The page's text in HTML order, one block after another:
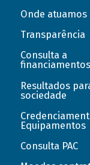
Onde atuamos
Transparência
Consulta a
financiamentos
Resultados
sociedade
Equipamentos
Consulta PAC